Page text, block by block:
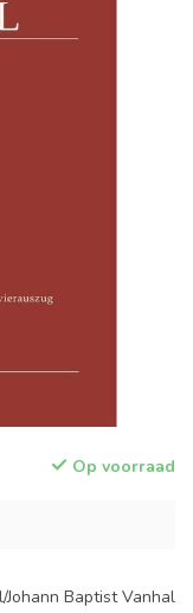
Op voorraad
Johann Baptist Vanhal